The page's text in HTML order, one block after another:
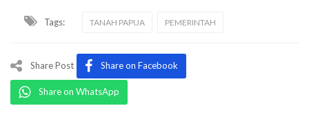
Tags: TANAH PAPUA PEMERINTAH
Share Post Share on Facebook
Share on WhatsApp